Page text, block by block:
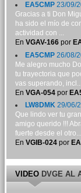
EA5CMP23/09/
Gracias a ti Don
ha sido el mío de
actividad con ...
En VGAV-166por
EA5CMP26/08/
Me alegro mucho
tu trayectoria que
vas superando, incl...
En VGA-054por
LW8DMK29/06/
Que lindo ver tu
amigo querido !!!
fuerte desde el otro...
En VGIB-024por
VIDEODVGE AL